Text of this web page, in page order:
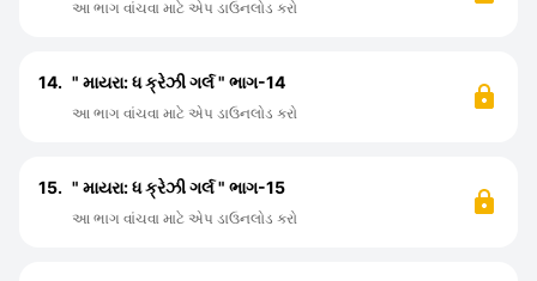
આ ભાગ વાંચવા માટે એપ ડાઉનલોડ કરો
14. " માયરા: ધ ક્રેઝી ગર્લ " ભાગ-14
આ ભાગ વાંચવા માટે એપ ડાઉનલોડ કરો
15. " માયરા: ધ ક્રેઝી ગર્લ " ભાગ-15
આ ભાગ વાંચવા માટે એપ ડાઉનલોડ કરો